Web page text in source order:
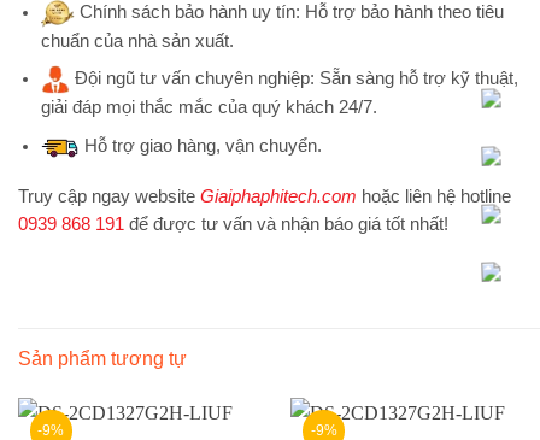
Chính sách bảo hành uy tín: Hỗ trợ bảo hành theo tiêu
chuẩn của nhà sản xuất.
Đội ngũ tư vấn chuyên nghiệp: Sẵn sàng hỗ trợ kỹ thuật,
giải đáp mọi thắc mắc của quý khách 24/7.
Hỗ trợgiao hàng, vận chuyển.
Truy cập ngay website Giaiphaphitech.com hoặc liên hệ hotline
0939 868 191 để được tư vấn và nhận báo giá tốt nhất!
Sản phẩm tương tự
-9% -9%